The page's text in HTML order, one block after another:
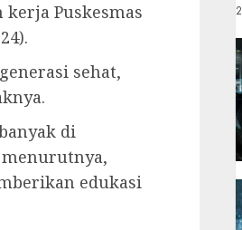
Puskesmas
sehat,
di
menurutnya,
edukasi